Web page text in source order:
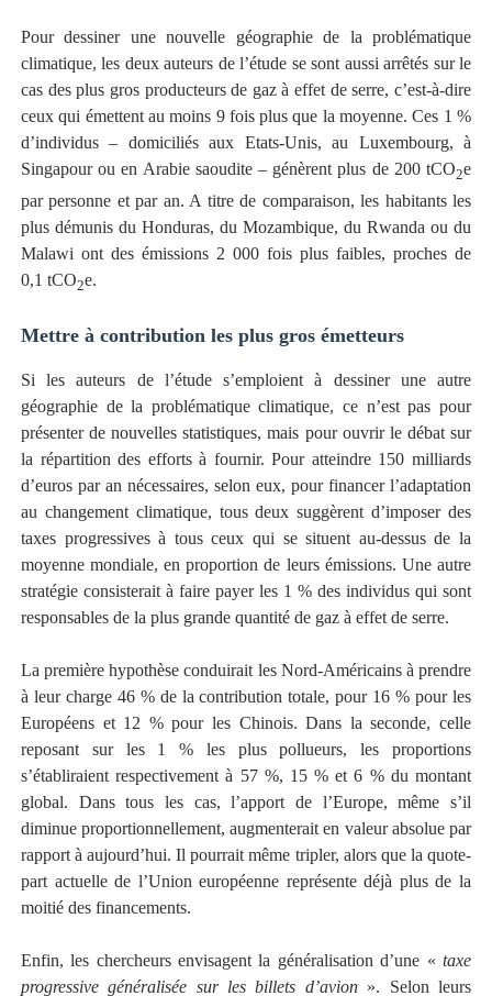
Pour dessiner une nouvelle géographie de la problématique
climatique, les deux auteurs de l’étude se sont aussi arrêtés sur le
cas des plus gros producteurs de gaz à effet de serre, c’est-à-dire
ceux qui émettent au moins 9 fois plus que la moyenne. Ces 1 %
d’individus – domiciliés aux Etats-Unis, au Luxembourg, à
Singapour ou en Arabie saoudite – génèrent plus de 200 tCO2e
par personne et par an. A titre de comparaison, les habitants les
plus démunis du Honduras, du Mozambique, du Rwanda ou du
Malawi ont des émissions 2 000 fois plus faibles, proches de
0,1 tCO2e.
Mettre à contribution les plus gros émetteurs
Si les auteurs de l’étude s’emploient à dessiner une autre
géographie de la problématique climatique, ce n’est pas pour
présenter de nouvelles statistiques, mais pour ouvrir le débat sur
la répartition des efforts à fournir. Pour atteindre 150 milliards
d’euros par an nécessaires, selon eux, pour financer l’adaptation
au changement climatique, tous deux suggèrent d’imposer des
taxes progressives à tous ceux qui se situent au-dessus de la
moyenne mondiale, en proportion de leurs émissions. Une autre
stratégie consisterait à faire payer les 1 % des individus qui sont
responsables de la plus grande quantité de gaz à effet de serre.
La première hypothèse conduirait les Nord-Américains à prendre
à leur charge 46 % de la contribution totale, pour 16 % pour les
Européens et 12 % pour les Chinois. Dans la seconde, celle
reposant sur les 1 % les plus pollueurs, les proportions
s’établiraient respectivement à 57 %, 15 % et 6 % du montant
global. Dans tous les cas, l’apport de l’Europe, même s’il
diminue proportionnellement, augmenterait en valeur absolue par
rapport à aujourd’hui. Il pourrait même tripler, alors que la quote-
part actuelle de l’Union européenne représente déjà plus de la
moitié des financements.
Enfin, les chercheurs envisagent la généralisation d’une «taxe
progressive généralisée sur les billets d’avion». Selon leurs